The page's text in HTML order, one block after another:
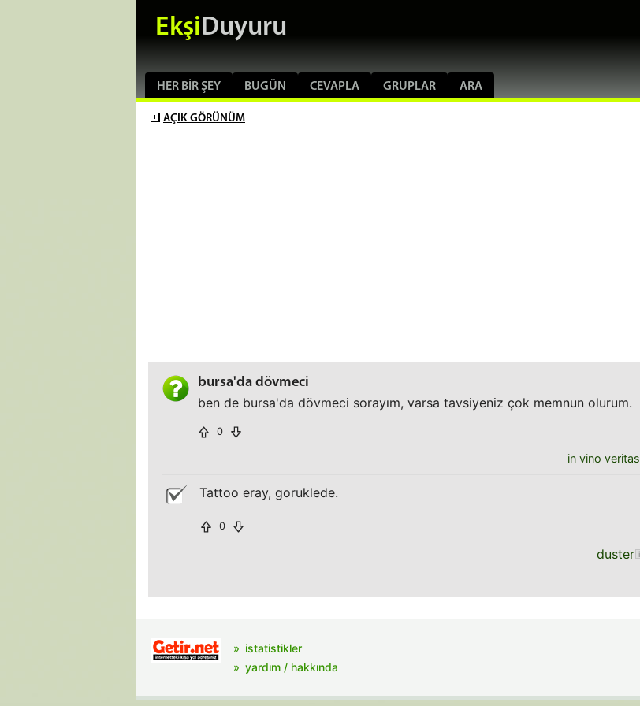
EkşiDuyuru
HER BIR ŞEY BUGÜN CEVAPLA GRUPLAR ARA
AÇIK GÖRÜNÜM
bursa'da dövmeci
ben de bursa'da dövmeci sorayım, varsa tavsiyeniz çok memnun olurum.
0
in vino veritas
Tattoo eray, goruklede.
0
duster
istatistikler
yardım / hakkında